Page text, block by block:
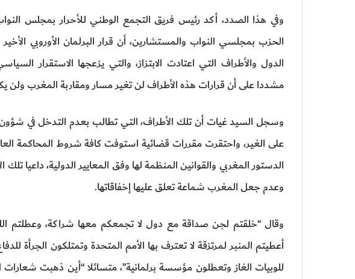
وفي هذا الصدد، أكد رئيس فريق التجمع الوطني للأحرار بمجلس
الحزب بمجلسي النواب والمستشارين، أن قرار البرلمان الأوروبي
الدول والأطراف التي اعتادت الابتزاز، والتي يزعجها الاستقرار
مشددا على أن قرارات هذه الأطراف لن تغير مسار ومقاربة المغرب ولن
وسجل السيد غيات أن تلك الأطراف، التي تطالب بعدم التدخل في شؤون
على الغير، واحتقرت مقررات قضائية استوفت كافة شروط المحاكمة
الدستور المغربي والقوانين المنظمة لها وفق المعايير الدولية، داعيا
وعدم جعل المغرب شماعة تعلق عليها إخفاقاتها.
وقال “خلقتم لجن صداقة مع دول لا تجمعكم معها شراكة، وعطلتم
أعطيتم المنبر لمرتزقة لا تعترف بها الأمم المتحدة وتمتلكون الجرأة
للوبيات الغاز وتعطلون مؤسسة برلمانية”، متسائلا “أين ذهبت شعارات